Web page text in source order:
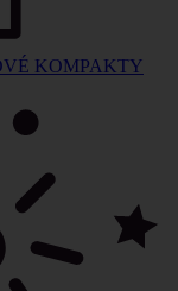
KOMPAKTY